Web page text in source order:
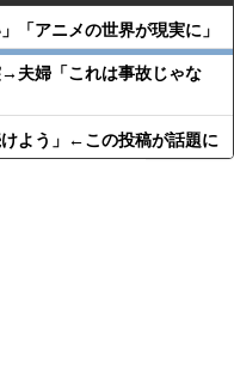
「アニメの世界が現実に」
夫婦「これは事故じゃな
よう」←この投稿が話題に